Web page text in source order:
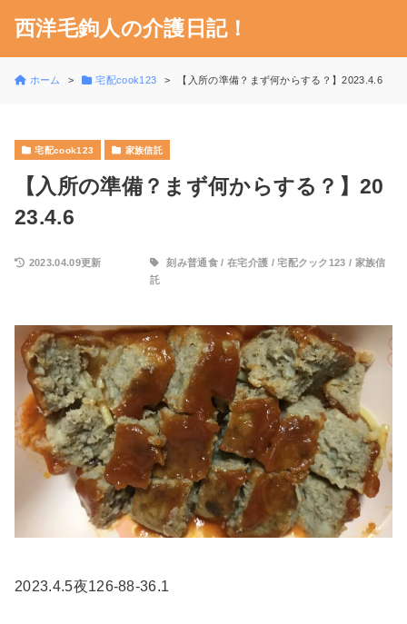
西洋毛鉤人の介護日記！
ホーム 宅配cook123 【入所の準備？まず何からする？】2023.4.6
宅配cook123 家族信託
【入所の準備？まず何からする？】20
23.4.6
2023.04.09更新 刻み普通食/ 在宅介護 /宅配クック123 / 家族信
託
2023.4.5夜126-88-36.1